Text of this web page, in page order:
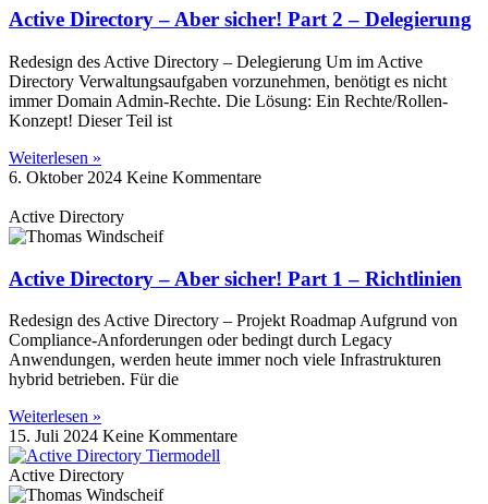
Active Directory – Aber sicher! Part 2 – Delegierung
Redesign des Active Directory – Delegierung Um im Active
Directory Verwaltungsaufgaben vorzunehmen, benötigt es nicht
immer Domain Admin-Rechte. Die Lösung: Ein Rechte/Rollen-
Konzept! Dieser Teil ist
Weiterlesen »
6. Oktober 2024 Keine Kommentare
Active Directory
Active Directory – Aber sicher! Part 1 – Richtlinien
Redesign des Active Directory – Projekt Roadmap Aufgrund von
Compliance-Anforderungen oder bedingt durch Legacy
Anwendungen, werden heute immer noch viele Infrastrukturen
hybrid betrieben. Für die
Weiterlesen »
15. Juli 2024 Keine Kommentare
Active Directory